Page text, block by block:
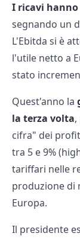
I ricavi
segnando un
L'Ebitda si è
l'utile netto a
stato
Quest'anno la
la terza volta
cifra" dei
tra 5 e 9%
tariffari nelle
produzione di
Europa.
Il presidente